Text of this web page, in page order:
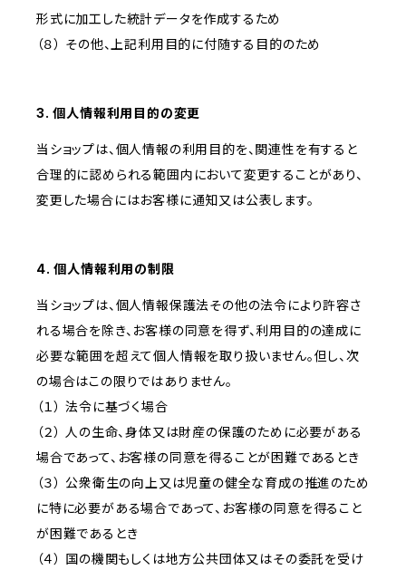
形式に加工した統計データを作成するため
（８） その他、上記利用目的に付随する目的のため
3. 個人情報利用目的の変更
当ショップは、個人情報の利用目的を、関連性を有すると
合理的に認められる範囲内において変更することがあり、
変更した場合にはお客様に通知又は公表します。
4. 個人情報利用の制限
当ショップは、個人情報保護法その他の法令により許容さ
れる場合を除き、お客様の同意を得ず、利用目的の達成に
必要な範囲を超えて個人情報を取り扱いません。但し、次
の場合はこの限りではありません。
（１） 法令に基づく場合
（２） 人の生命、身体又は財産の保護のために必要がある
場合であって、お客様の同意を得ることが困難であるとき
（３） 公衆衛生の向上又は児童の健全な育成の推進のため
に特に必要がある場合であって、お客様の同意を得ること
が困難であるとき
（４） 国の機関もしくは地方公共団体又はその委託を受け